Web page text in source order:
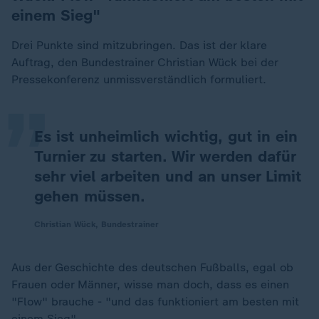
einem Sieg"
Drei Punkte sind mitzubringen. Das ist der klare
Auftrag, den Bundestrainer Christian Wück bei der
Pressekonferenz unmissverständlich formuliert.
Es ist unheimlich wichtig, gut in ein
Turnier zu starten. Wir werden dafür
sehr viel arbeiten und an unser Limit
gehen müssen.
„
Aus der Geschichte des deutschen Fußballs, egal ob
Frauen oder Männer, wisse man doch, dass es einen
"Flow" brauche - "und das funktioniert am besten mit